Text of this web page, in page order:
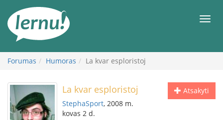
turinį
Forumas Humoras La kvar esploristoj
Atsakyti
La kvar esploristoj
StephaSport, 2008 m.
kovas 2 d.